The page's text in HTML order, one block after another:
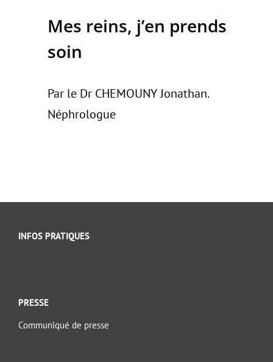
Mes reins, j’en prends
soin
Par le Dr CHEMOUNY Jonathan.
Néphrologue
INFOS PRATIQUES
PRESSE
Communiqué de presse